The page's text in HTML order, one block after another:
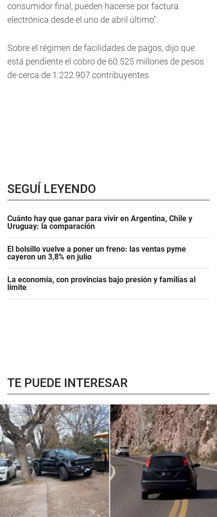
consumidor final, pueden hacerse por factura
electrónica desde el uno de abril último".
Sobre el régimen de facilidades de pagos, dijo que
está pendiente el cobro de 60.525 millones de pesos
de cerca de 1.222.907 contribuyentes.
SEGUÍ LEYENDO
Cuánto hay que ganar para vivir en Argentina, Chile y
Uruguay: la comparación
El bolsillo vuelve a poner un freno: las ventas pyme
cayeron un 3,8% en julio
La economía, con provincias bajo presión y familias al
límite
TE PUEDE INTERESAR